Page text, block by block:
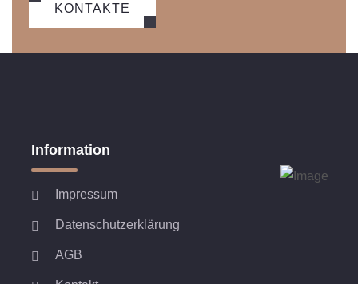
KONTAKTE
Information
Impressum
Datenschutzerklärung
AGB